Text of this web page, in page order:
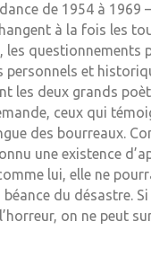
de 1954 à 1969
à la fois les
les questionnements
personnels et
les deux grands
ceux qui
des bourreaux.
une existence
lui, elle ne
du désastre.
on ne peut